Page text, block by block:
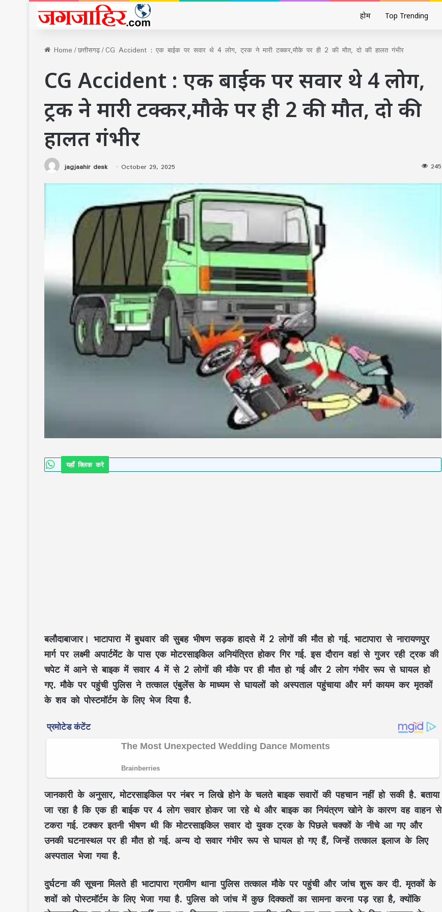
होम Top Trending
Home/छत्तीसगढ़/CG Accident : एक बाईक पर सवार थे 4 लोग, ट्रक ने मारी टक्कर,मौके पर ही 2 की मौत, दो की हालत गंभीर
CG Accident : एक बाईक पर सवार थे 4 लोग,
ट्रक ने मारी टक्कर,मौके पर ही 2 की मौत, दो की
हालत गंभीर
jagjaahir desk October 29, 2025 245
यहाँ क्लिक करे
बलौदाबाजार। भाटापारा में बुधवार की सुबह भीषण सड़क हादसे में 2 लोगों की मौत हो गई. भाटापारा से नारायणपुर
मार्ग पर लक्ष्मी अपार्टमेंट के पास एक मोटरसाइकिल अनियंत्रित होकर गिर गई. इस दौरान वहां से गुजर रही ट्रक की
चपेट में आने से बाइक में सवार 4 में से 2 लोगों की मौके पर ही मौत हो गई और 2 लोग गंभीर रूप से घायल हो
गए. मौके पर पहुंची पुलिस ने तत्काल एंबुलेंस के माध्यम से घायलों को अस्पताल पहुंचाया और मर्ग कायम कर मृतकों
के शव को पोस्टमॉर्टम के लिए भेज दिया है.
जानकारी के अनुसार, मोटरसाइकिल पर नंबर न लिखे होने के चलते बाइक सवारों की पहचान नहीं हो सकी है. बताया
जा रहा है कि एक ही बाईक पर 4 लोग सवार होकर जा रहे थे और बाइक का नियंत्रण खोने के कारण वह वाहन से
टकरा गई. टक्कर इतनी भीषण थी कि मोटरसाइकिल सवार दो युवक ट्रक के पिछले चक्कों के नीचे आ गए और
उनकी घटनास्थल पर ही मौत हो गई. अन्य दो सवार गंभीर रूप से घायल हो गए हैं, जिन्हें तत्काल इलाज के लिए
अस्पताल भेजा गया है.
दुर्घटना की सूचना मिलते ही भाटापारा ग्रामीण थाना पुलिस तत्काल मौके पर पहुंची और जांच शुरू कर दी. मृतकों के
शवों को पोस्टमॉर्टम के लिए भेजा गया है. पुलिस को जांच में कुछ दिक्कतों का सामना करना पड़ रहा है, क्योंकि